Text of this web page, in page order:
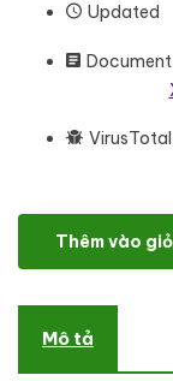
Updated
Document
VirusTotal
Content Switcher
Thêm vào
Mô tả